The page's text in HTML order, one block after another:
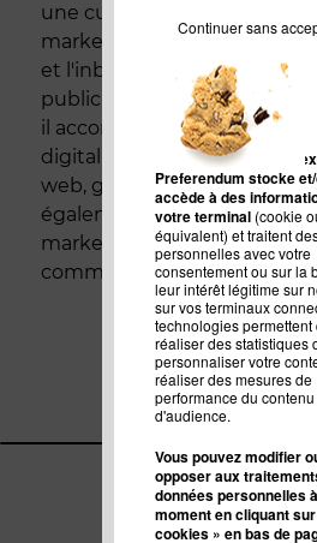
Pour améliorer votre
Preferendum stocke
accède à des
votre terminal (cookie
équivalent) et traitent
personnelles avec votre
consentement ou sur la
leur intérêt légitime sur
sur vos terminaux
technologies permettent
réaliser des statistiques
personnaliser votre
réaliser des mesures de
performance du
d'audience.
Vous pouvez modifier
opposer aux
données personnelles
moment en cliquant
cookies » en bas de
Continuer sans
une culture de Marque et
marketing digital basée sur
et l'inbound marketing. Aussi
publicité et en mkt
il accompagne les marques
digitalisation et projets de
web, génération de leads... Il
également sur le thème de
marketing au CELSA et en
commerce.